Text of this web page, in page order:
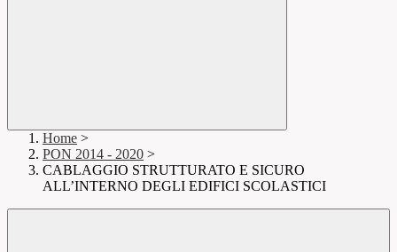
Home >
PON 2014 - 2020 >
CABLAGGIO STRUTTURATO E SICURO
ALL’INTERNO DEGLI EDIFICI SCOLASTICI